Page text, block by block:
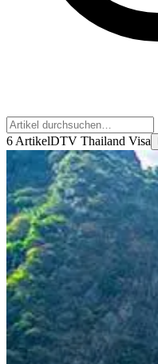
6 ArtikelDTV Thailand Visa